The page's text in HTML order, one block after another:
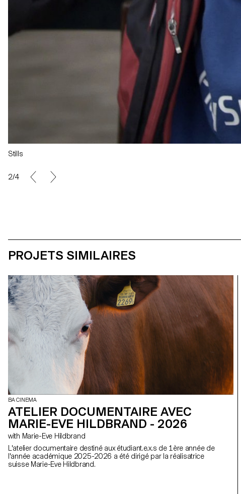
Stills
2/4
PROJETS SIMILAIRES
BA CINEMA
ATELIER DOCUMENTAIRE AVEC
MARIE-EVE HILDBRAND - 2026
with Marie-Eve Hildbrand
L'atelier documentaire destiné aux étudiant.e.x.s de 1ère année de
l'année académique 2025-2026 a été dirigé par la réalisatrice
suisse Marie-Eve Hildbrand.